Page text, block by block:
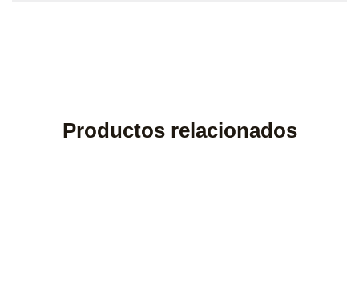
Productos relacionados